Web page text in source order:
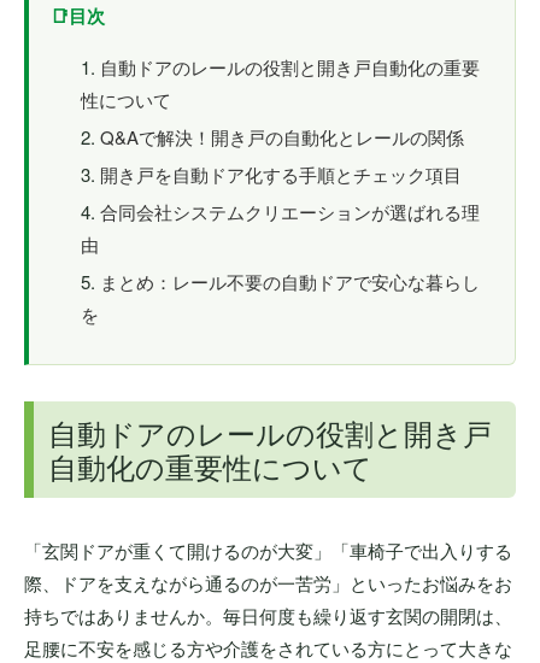
目次
自動ドアのレールの役割と開き戸自動化の重要
性について
Q&Aで解決！開き戸の自動化とレールの関係
開き戸を自動ドア化する手順とチェック項目
合同会社システムクリエーションが選ばれる理
由
まとめ：レール不要の自動ドアで安心な暮らし
を
自動ドアのレールの役割と開き戸
自動化の重要性について
「玄関ドアが重くて開けるのが大変」「車椅子で出入りする
際、ドアを支えながら通るのが一苦労」といったお悩みをお
持ちではありませんか。毎日何度も繰り返す玄関の開閉は、
足腰に不安を感じる方や介護をされている方にとって大きな